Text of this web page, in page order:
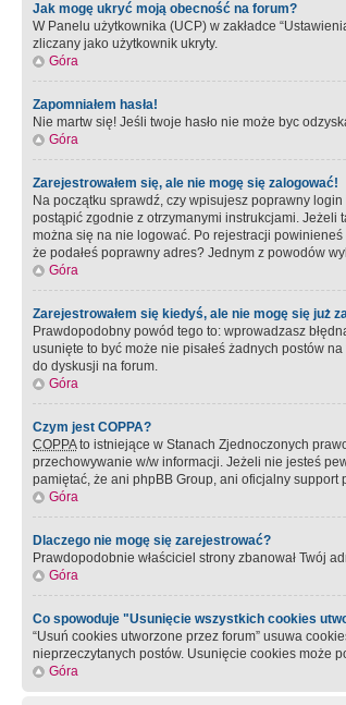
Jak mogę ukryć moją obecność na forum?
W Panelu użytkownika (UCP) w zakładce
zliczany jako użytkownik ukryty.
Góra
Zapomniałem hasła!
Nie martw się! Jeśli twoje hasło nie może byc
Góra
Zarejestrowałem się, ale nie mogę się zalogować!
Na początku sprawdź, czy wpisujesz poprawny
postąpić zgodnie z otrzymanymi instrukcjami. Jeżeli
można się na nie logować. Po rejestracji
że podałeś poprawny adres? Jednym z powodów
Góra
Zarejestrowałem się kiedyś, ale nie mogę się już
Prawdopodobny powód tego to: wprowadzasz
usunięte to być może nie pisałeś żadnych postów
do dyskusji na forum.
Góra
Czym jest COPPA?
COPPAto istniejące w Stanach Zjednoczonych
przechowywanie w/w informacji. Jeżeli nie jesteś
pamiętać, że ani phpBB Group, ani oficjalny
Góra
Dlaczego nie mogę się zarejestrować?
Prawdopodobnie właściciel strony zbanował Twój
Góra
Co spowoduje "Usunięcie wszystkich cookies
“Usuń cookies utworzone przez forum” usuwa
nieprzeczytanych postów. Usunięcie cookies może
Góra